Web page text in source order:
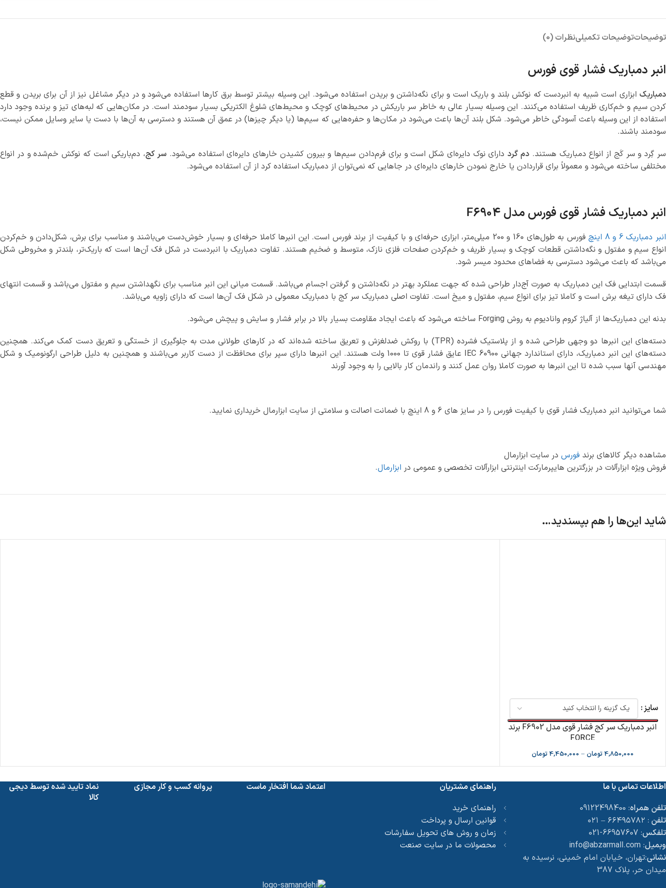
توضیحاتتوضیحات تکمیلینظرات (0)
انبر دمباریک فشار قوی فورس
دمباریک ابزاری است شبیه به انبردست که نوکش بلند و باریک است و برای نگه‌داشتن و بریدن استفاده می‌شود. این وسیله بیشتر توسط برق کارها استفاده می‌شود و در دیگر مشاغل نیز از آن برای بریدن و قطع
کردن سیم و خم‌کاری ظریف استفاده می‌کنند. این وسیله بسیار عالی به خاطر سر باریکش در محیط‌های کوچک و محیط‌های شلوغ الکتریکی بسیار سودمند است. در مکان‌هایی که لبه‌های تیز و برنده وجود دارد
استفاده از این وسیله باعث آسودگی خاطر می‌شود. شکل بلند آن‌ها باعث می‌شود در مکان‌ها و حفره‌هایی که سیم‌ها (یا دیگر چیزها) در عمق آن هستند و دسترسی به آن‌ها با دست یا سایر وسایل ممکن نیست،
سودمند باشند.
سر گِرد و سر کَج از انواع دمباریک هستند. دم‌ گرددارای نوک دایره‌ای شکل است و برای فرم‌دادن سیم‌ها و بیرون کشیدن خارهای دایره‌ای استفاده می‌شود. سر کج، دم‌باریکی است که نوکش خم‌شده و در انواع
مختلفی ساخته می‌شود و معمولاً برای قراردادن یا خارج نمودن خارهای دایره‌ای در جاهایی که نمی‌توان از دمباریک استفاده کرد از آن استفاده می‌شود.
انبر دمباریک فشار قوی فورس مدل F6904
انبر دمباریک 6 و 8 اینچ
فورس به طول‌های 160 و 200 میلی‌متر، ابزاری حرفه‌ای و با کیفیت از برند فورس است. این انبرها کاملا حرفه‌ای و بسیار خوش‌دست می‌باشند و مناسب برای برش، شکل‌دادن و خم‌کردن
انواع سیم و مفتول و نگه‌داشتن قطعات کوچک و بسیار ظریف و خم‌کردن صفحات فلزی نازک، متوسط و ضخیم هستند. تفاوت دمباریک با انبردست در شکل فک آن‌ها است که باریک‌تر، بلندتر و مخروطی شکل
می‌باشد که باعث می‌شود دسترسی به فضاهای محدود میسر شود.
قسمت ابتدایی فک این دمباریک به صورت آج‌دار طراحی شده که جهت عملکرد بهتر در نگه‌داشتن و گرفتن اجسام می‌باشد. قسمت میانی این انبر مناسب برای نگهداشتن سیم و مفتول می‌باشد و قسمت انتهای
فک دارای تیغه برش است و کاملا تیز برای انواع سیم، مفتول و میخ است. تفاوت اصلی دمباریک سر کج با دمباریک معمولی در شکل فک آن‌ها است که دارای زاویه می‌باشد.
بدنه این دمباریک‌ها از آلیاژ کروم وانادیوم به روش Forging ساخته می‌شود که باعث ایجاد مقاومت بسیار بالا در برابر فشار و سایش و پیچش می‌شود.
دسته‌های این انبرها دو وجهی طراحی شده و از پلاستیک فشرده (TPR) با روکش ضدلغزش و تعریق ساخته شده‌اند که در کارهای طولانی مدت به جلوگیری از خستگی و تعریق دست کمک می‌کند. همچنین
دسته‌های این انبر دمباریک، دارای استاندارد جهانی IEC 60900 عایق فشار قوی تا 1000 ولت هستند. این انبرها دارای سپر برای محافظت از دست کاربر می‌باشند و همچنین به دلیل طراحی ارگونومیک و شکل
مهندسی آنها سبب شده تا این انبرها به صورت کاملا روان عمل کنند و راندمان کار بالایی را به وجود آورند
شما می‌توانید انبر دمباریک فشار قوی با کیفیت فورس را در سایز های 6 و 8 اینچ با ضمانت اصالت و سلامتی از سایت ابزارمال خریداری نمایید.
مشاهده دیگر کالاهای برند فورس در سایت ابزارمال
فروش ویژه ابزارآلات در بزرگترین هایپرمارکت اینترنتی ابزارآلات تخصصی و عمومی در ابزارمال.
شاید این‌ها را هم بپسندید…
سایز
انبر دمباریک سر کج فشار قوی مدل F6902 برند
FORCE
4,850,000 تومان –
4,450,000 تومان
اطلاعات تماس با ما
تلفن همراه: 09122498400
تلفن : ۶۶۴۹۵۷۸۲ – ۰۲۱
تلفکس: 66957607-021
وبمیل: info@abzarmall.com
نشانی:تهران، خیابان امام خمینی، نرسیده به
میدان حر، پلاک 387
راهنمای مشتریان
راهنمای خرید
قوانین ارسال و پرداخت
زمان و روش های تحویل سفارشات
محصولات ما در سایت صنعت
اعتماد شما افتخار ماست پروانه کسب و کار مجازی
نماد تایید شده توسط دیجی
کالا